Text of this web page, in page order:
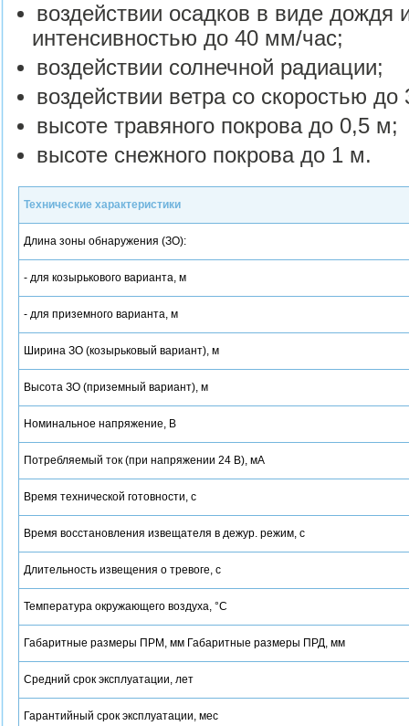
воздействии осадков в виде дождя
интенсивностью до 40 мм/час;
воздействии солнечной радиации;
воздействии ветра со скоростью до
высоте травяного покрова до 0,5 м;
высоте снежного покрова до 1 м.
Технические характеристики
Длина зоны обнаружения (ЗО):
- для козырькового варианта, м
- для приземного варианта, м
Ширина ЗО (козырьковый вариант), м
Высота ЗО (приземный вариант), м
Номинальное напряжение, В
Потребляемый ток (при напряжении 24 В), мА
Время технической готовности, с
Время восстановления извещателя в дежур. режим, с
Длительность извещения о тревоге, с
Температура окружающего воздуха, °С
Габаритные размеры ПРМ, мм Габаритные размеры ПРД, мм
Средний срок эксплуатации, лет
Гарантийный срок эксплуатации, мес